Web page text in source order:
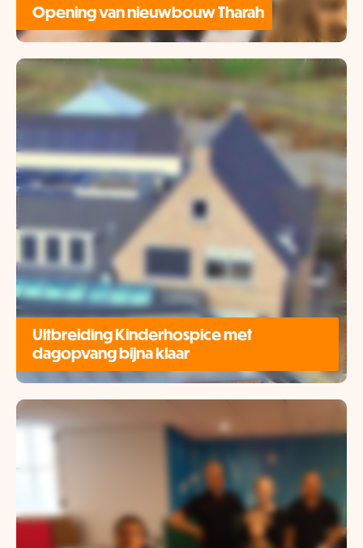
Opening van nieuwbouw Tharah
Uitbreiding Kinderhospice met
dagopvang bijna klaar